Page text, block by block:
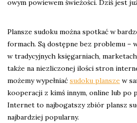
owym powiewem świeżości. Dziś jest
Plansze sudoku można spotkać w
formach. Są dostępne bez problemu –
w tradycyjnych księgarniach,
także na niezliczonej ilości stron
możemy wypełniać sudoku plansze w
kooperacji z kimś innym, online lub po
Internet to najbogatszy zbiór plansz
najbardziej popularny.